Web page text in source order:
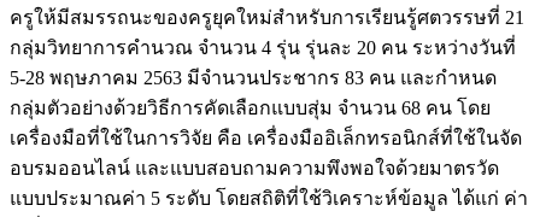
ครูให้มีสมรรถนะของครูยุคใหม่สำหรับการเรียนรู้ศตวรรษที่ 21
กลุ่มวิทยาการคำนวณ จำนวน 4 รุ่น รุ่นละ 20 คน ระหว่างวันที่
5-28 พฤษภาคม 2563 มีจำนวนประชากร 83 คน และกำหนด
กลุ่มตัวอย่างด้วยวิธีการคัดเลือกแบบสุ่ม จำนวน 68 คน โดย
เครื่องมือที่ใช้ในการวิจัย คือ เครื่องมืออิเล็กทรอนิกส์ที่ใช้ในจัด
อบรมออนไลน์ และแบบสอบถามความพึงพอใจด้วยมาตรวัด
แบบประมาณค่า 5 ระดับ โดยสถิติที่ใช้วิเคราะห์ข้อมูล ได้แก่ ค่า